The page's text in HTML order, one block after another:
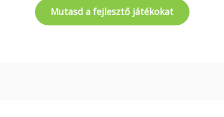
Mutasd a fejlesztő játékokat